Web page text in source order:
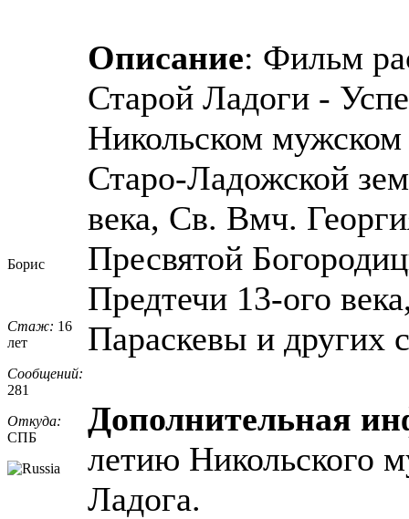
Борис
Стаж: 16
лет
Сообщений:
281
Откуда:
СПБ
Описание: Фильм
Старой Ладоги -
Никольском
Старо-Ладожской
века, Св. Вмч.
Пресвятой
Предтечи 13-ого
Параскевы и других
Дополнительная
летию Никольского
Ладога.